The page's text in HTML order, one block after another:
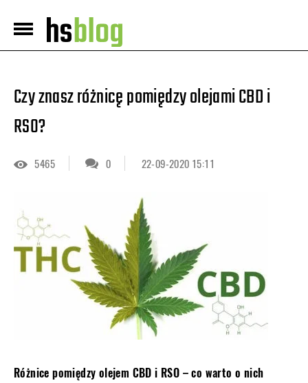
Czy znasz różnicę pomiędzy olejami CBD i
RSO?
5465 0 22-09-2020 15:11
Różnice pomiędzy olejem CBD i RSO – co warto o nich